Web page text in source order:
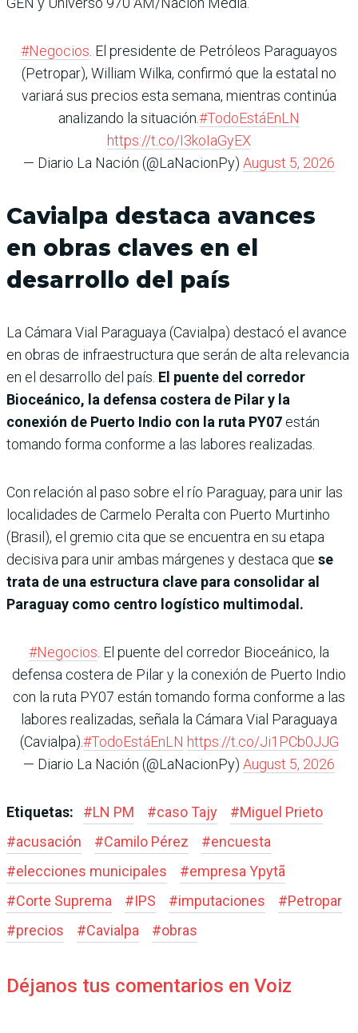
#Negocios . El presidente de Petróleos Paraguayos
(Petropar), William Wilka, confirmó que la estatal no
variará sus precios esta semana, mientras continúa
analizando la situación.#TodoEstáEnLN
https://t.co/I3koIaGyEX
— Diario La Nación (@LaNacionPy) August 5, 2026
Cavialpa destaca avances
en obras claves en el
desarrollo del país
La Cámara Vial Paraguaya (Cavialpa) destacó el avance
en obras de infraestructura que serán de alta relevancia
en el desarrollo del país. El puente del corredor
Bioceánico, la defensa costera de Pilar y la
conexión de Puerto Indio con la ruta PY07 están
tomando forma conforme a las labores realizadas.
Con relación al paso sobre el río Paraguay, para unir las
localidades de Carmelo Peralta con Puerto Murtinho
(Brasil), el gremio cita que se encuentra en su etapa
decisiva para unir ambas márgenes y destaca que se
trata de una estructura clave para consolidar al
Paraguay como centro logístico multimodal.
#Negocios . El puente del corredor Bioceánico, la
defensa costera de Pilar y la conexión de Puerto Indio
con la ruta PY07 están tomando forma conforme a las
labores realizadas, señala la Cámara Vial Paraguaya
(Cavialpa).#TodoEstáEnLN https://t.co/Ji1PCb0JJG
— Diario La Nación (@LaNacionPy) August 5, 2026
Etiquetas: #LN PM #caso Tajy #Miguel Prieto
#acusación #Camilo Pérez #encuesta
#elecciones municipales #empresa Ypytã
#Corte Suprema #IPS #imputaciones #Petropar
#precios #Cavialpa #obras
Déjanos tus comentarios en Voiz